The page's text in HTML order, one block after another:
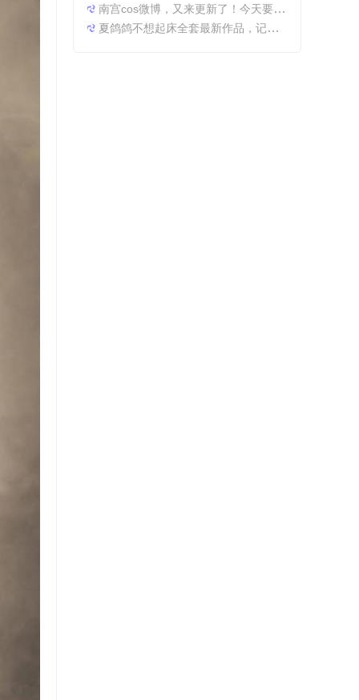
南宫cos微博，又来更新了！今天要分享一些特别的东西哦。
夏鸽鸽不想起床全套最新作品，记录最美时光。